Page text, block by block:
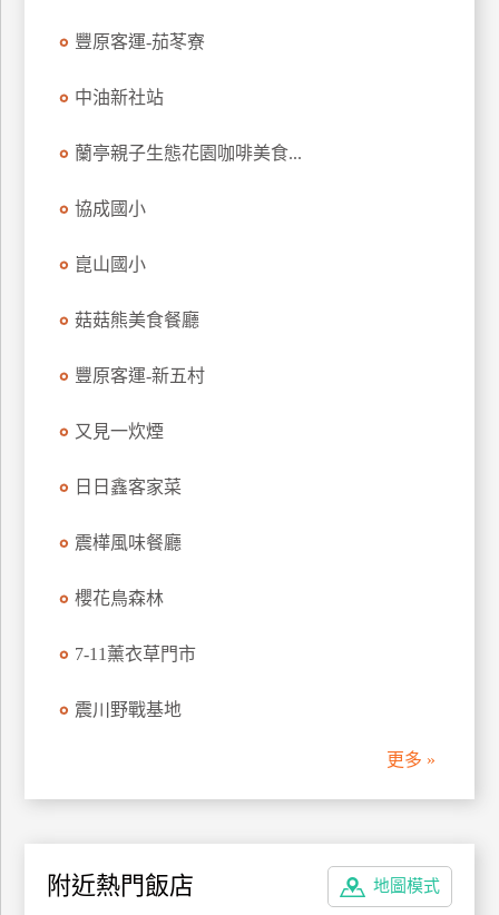
豐原客運-茄苳寮
中油新社站
蘭亭親子生態花園咖啡美食...
協成國小
崑山國小
菇菇熊美食餐廳
豐原客運-新五村
又見一炊煙
日日鑫客家菜
震樺風味餐廳
櫻花鳥森林
7-11薰衣草門市
震川野戰基地
更多 »
地圖模式
附近熱門飯店